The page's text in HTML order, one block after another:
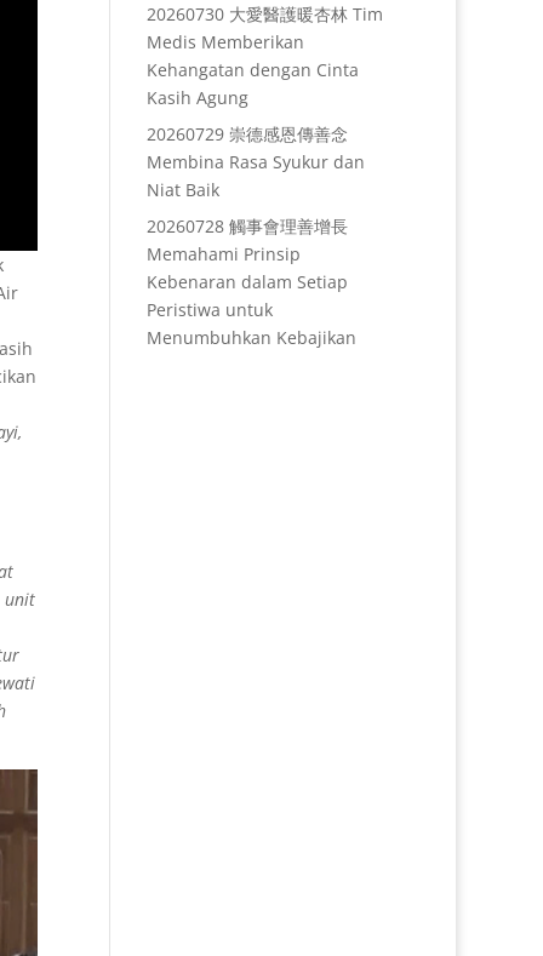
unit
20260730 大愛醫護暖杏林 Tim
Medis Memberikan
Kehangatan dengan Cinta
Kasih Agung
20260729 崇德感恩傳善念
Membina Rasa Syukur dan
Niat Baik
20260728 觸事會理善增長
Memahami Prinsip
Kebenaran dalam Setiap
Peristiwa untuk
Menumbuhkan Kebajikan